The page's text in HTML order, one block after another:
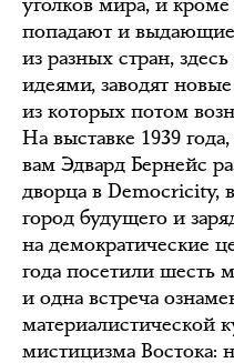
попадают и
из разных стран,
идеями, заводят
из которых потом
На выставке 1939
вам Эдвард Бернейс
дворца в Democricity,
город будущего и
на демократические
года посетили шесть
и одна встреча
материалистической
мистицизма Востока: